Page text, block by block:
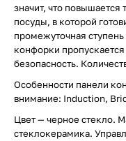
значит, что повышается
посуды, в которой
промежуточная
конфорки
безопасность.
Особенности панели
внимание: Induction,
Цвет — черное стекло.
стеклокерамика.